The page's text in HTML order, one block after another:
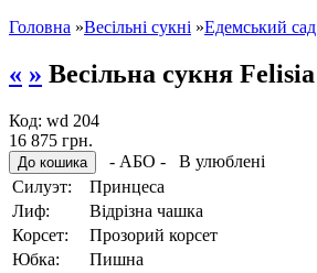
Головна »Весільні сукні »Едемський сад
« » Весільна сукня Felisia
Код: wd 204
16 875 грн.
- АБО -
В улюблені
Силуэт:
Принцеса
Лиф:
Відрізна чашка
Корсет:
Прозорий корсет
Юбка:
Пишна